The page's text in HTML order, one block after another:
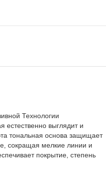
Технологии
выглядит и
тональная основа защищает
сокращая мелкие линии и
покрытие, степень